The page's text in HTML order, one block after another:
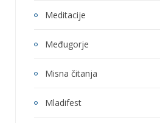
Meditacije
Međugorje
Misna čitanja
Mladifest